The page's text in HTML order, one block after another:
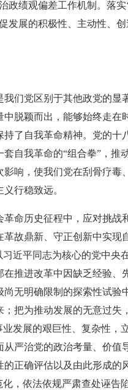
政绩观偏差工作机制。落实
发展的积极性、主动性、
们党区别于其他政党的显
脱颖而出，能够始终走在
了自我革命精神。党的十
自我革命的“组合拳”，推
响，使我们党在刮骨疗毒
行稳致远。
命历史征程中，应对挑战
故鼎新、守正创新中实现
近平同志为核心的党中央
推进改革中因缺乏经验、
无明确限制的探索性试验
把为推动发展的无意过失
发展的艰巨性、复杂性，
严治党的政治考量、价值
正确评估以及由此形成的
，依法依规严肃查处诬告